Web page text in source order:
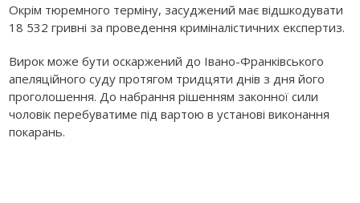
Окрім тюремного терміну, засуджений має відшкодувати
18 532 гривні за проведення криміналістичних експертиз.
Вирок може бути оскаржений до Івано-Франківського
апеляційного суду протягом тридцяти днів з дня його
проголошення. До набрання рішенням законної сили
чоловік перебуватиме під вартою в установі виконання
покарань.